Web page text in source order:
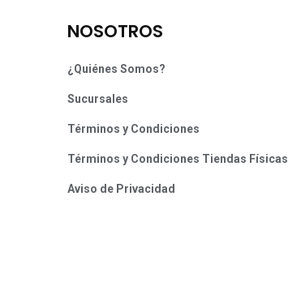
NOSOTROS
¿Quiénes Somos?
Sucursales
Términos y Condiciones
Términos y Condiciones Tiendas Físicas
Aviso de Privacidad